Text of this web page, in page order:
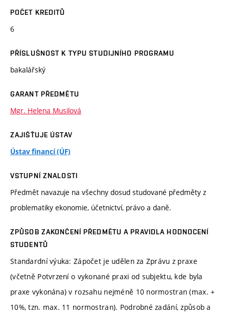
POČET KREDITŮ
6
PŘÍSLUŠNOST K TYPU STUDIJNÍHO PROGRAMU
bakalářský
GARANT PŘEDMĚTU
Mgr. Helena Musilová
ZAJIŠŤUJE ÚSTAV
Ústav financí (ÚF)
VSTUPNÍ ZNALOSTI
Předmět navazuje na všechny dosud studované předměty z
problematiky ekonomie, účetnictví, právo a daně.
ZPŮSOB ZAKONČENÍ PŘEDMĚTU A PRAVIDLA HODNOCENÍ
STUDENTŮ
Standardní výuka: Zápočet je udělen za Zprávu z praxe
(včetně Potvrzení o vykonané praxi od subjektu, kde byla
praxe vykonána) v rozsahu nejméně 10 normostran (max. +
10%, tzn. max. 11 normostran). Podrobné zadání, způsob a